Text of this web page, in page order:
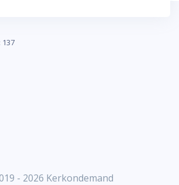
- 2026 Kerkondemand